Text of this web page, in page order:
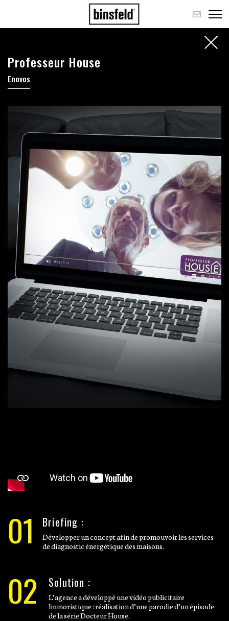
Professeur House
Enovos
01 Briefing :
Développer un concept afin de promouvoir les services
de diagnostic énergétique des maisons.
02 Solution :
L’agence a développé une vidéo publicitaire
humoristique : réalisation d’une parodie d’un épisode
de la série Docteur House.